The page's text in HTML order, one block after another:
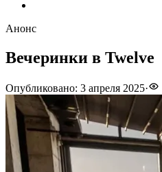
Анонс
Вечеринки в Twelve
Опубликовано: 3 апреля 2025·